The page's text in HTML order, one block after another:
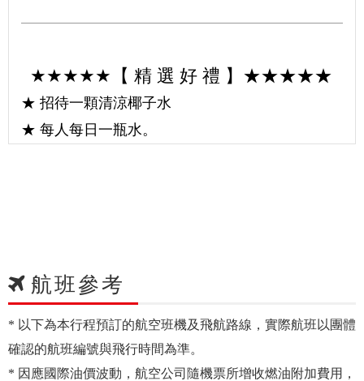
★★★★★【精 選 好 禮 】★★★★★
★ 招待一顆清涼椰子水
★ 每人每日一瓶水。
航班參考
* 以下為本行程預訂的航空班機及飛航路線，實際航班以團體
確認的航班編號與飛行時間為準。
* 因應國際油價波動，航空公司隨機票所增收燃油附加費用，